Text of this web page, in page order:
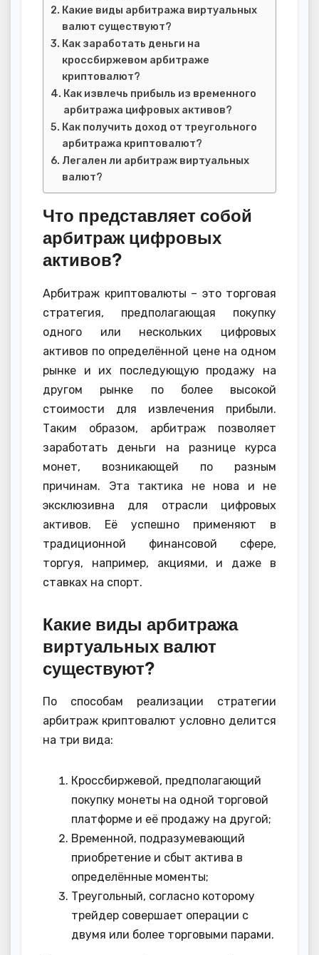
Какие виды арбитража виртуальных
валют существуют?
Как заработать деньги на
кроссбиржевом арбитраже
криптовалют?
Как извлечь прибыль из временного
арбитража цифровых активов?
Как получить доход от треугольного
арбитража криптовалют?
Легален ли арбитраж виртуальных
валют?
Что представляет собой
арбитраж цифровых
активов?
Арбитраж криптовалюты – это торговая
стратегия, предполагающая покупку
одного или нескольких цифровых
активов по определённой цене на одном
рынке и их последующую продажу на
другом рынке по более высокой
стоимости для извлечения прибыли.
Таким образом, арбитраж позволяет
заработать деньги на разнице курса
монет, возникающей по разным
причинам. Эта тактика не нова и не
эксклюзивна для отрасли цифровых
активов. Её успешно применяют в
традиционной финансовой сфере,
торгуя, например, акциями, и даже в
ставках на спорт.
Какие виды арбитража
виртуальных валют
существуют?
По способам реализации стратегии
арбитраж криптовалют условно делится
на три вида:
Кроссбиржевой, предполагающий
покупку монеты на одной торговой
платформе и её продажу на другой;
Временной, подразумевающий
приобретение и сбыт актива в
определённые моменты;
Треугольный, согласно которому
трейдер совершает операции с
двумя или более торговыми парами.